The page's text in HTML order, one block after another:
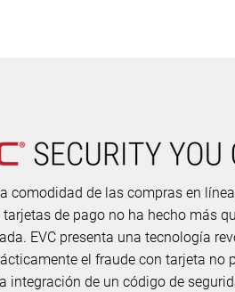
comodidad de las compras en
de pago no ha hecho más
EVC presenta una tecnología
el fraude con tarjeta no
integración de un código de